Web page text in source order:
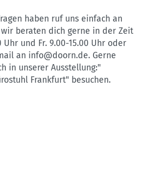
haben ruf uns einfach an
wir beraten dich gerne in der Zeit
Uhr und Fr. 9.00-15.00 Uhr oder
an info@doorn.de. Gerne
in unserer Ausstellung:"
Frankfurt" besuchen.